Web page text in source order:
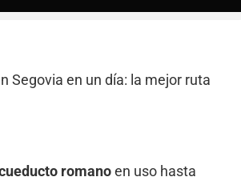
Segovia en un día: la mejor ruta
romanoen uso hasta